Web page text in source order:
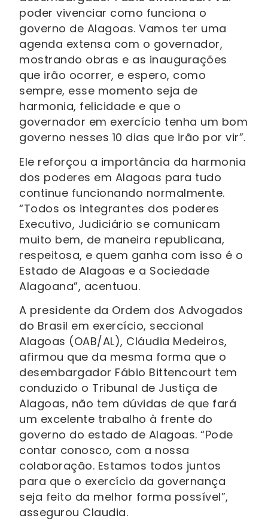
poder vivenciar como funciona o
governo de Alagoas. Vamos ter uma
agenda extensa com o governador,
mostrando obras e as inaugurações
que irão ocorrer, e espero, como
sempre, esse momento seja de
harmonia, felicidade e que o
governador em exercício tenha um bom
governo nesses 10 dias que irão por vir”.
Ele reforçou a importância da harmonia
dos poderes em Alagoas para tudo
continue funcionando normalmente.
“Todos os integrantes dos poderes
Executivo, Judiciário se comunicam
muito bem, de maneira republicana,
respeitosa, e quem ganha com isso é o
Estado de Alagoas e a Sociedade
Alagoana”, acentuou.
A presidente da Ordem dos Advogados
do Brasil em exercício, seccional
Alagoas (OAB/AL), Cláudia Medeiros,
afirmou que da mesma forma que o
desembargador Fábio Bittencourt tem
conduzido o Tribunal de Justiça de
Alagoas, não tem dúvidas de que fará
um excelente trabalho à frente do
governo do estado de Alagoas. “Pode
contar conosco, com a nossa
colaboração. Estamos todos juntos
para que o exercício da governança
seja feito da melhor forma possível”,
assegurou Claudia.